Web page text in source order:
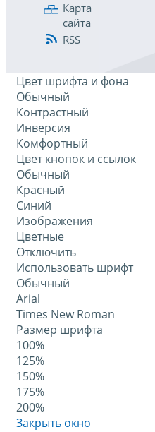
Карта
сайта
RSS
Цвет шрифта и фона
Обычный
Контрастный
Инверсия
Комфортный
Цвет кнопок и ссылок
Обычный
Красный
Синий
Изображения
Цветные
Отключить
Использовать шрифт
Обычный
Arial
Times New Roman
Размер шрифта
100%
125%
150%
175%
200%
Закрыть окно